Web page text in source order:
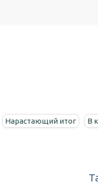
Нарастающий итог В